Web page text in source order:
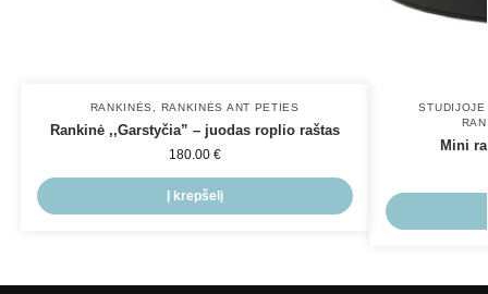
RANKINĖS RANKINĖS ANT PETIES
Rankinė ,,Garstyčia” – juodas roplio raštas
180.00 €
Į krepšelį
Mini